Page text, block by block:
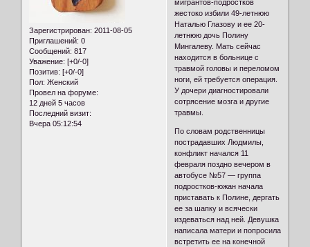
Зарегистрирован: 2011-08-05
Приглашений: 0
Сообщений: 817
Уважение: [+0/-0]
Позитив: [+0/-0]
Пол: Женский
Провел на форуме:
12 дней 5 часов
Последний визит:
Вчера 05:12:54
мигрантов-подростков
жестоко избили 49-летнюю
Наталью Глазову и ее 20-
летнюю дочь Полину
Мингалеву. Мать сейчас
находится в больнице с
травмой головы и переломом
ноги, ей требуется операция.
У дочери диагностировали
сотрясение мозга и другие
травмы.
По словам родственницы
пострадавших Людмилы,
конфликт начался 11
февраля поздно вечером в
автобусе №57 — группа
подростков-южан начала
приставать к Полине, дергать
ее за шапку и всячески
издеваться над ней. Девушка
написала матери и попросила
встретить ее на конечной